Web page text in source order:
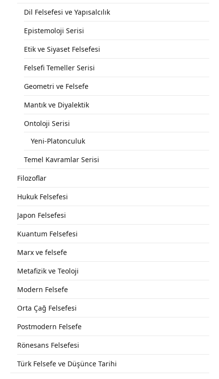
Dil Felsefesi ve Yapısalcılık
Epistemoloji Serisi
Etik ve Siyaset Felsefesi
Felsefi Temeller Serisi
Geometri ve Felsefe
Mantık ve Diyalektik
Ontoloji Serisi
Yeni-Platonculuk
Temel Kavramlar Serisi
Filozoflar
Hukuk Felsefesi
Japon Felsefesi
Kuantum Felsefesi
Marx ve felsefe
Metafizik ve Teoloji
Modern Felsefe
Orta Çağ Felsefesi
Postmodern Felsefe
Rönesans Felsefesi
Türk Felsefe ve Düşünce Tarihi